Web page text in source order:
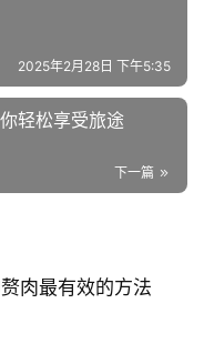
2025年2月28日 下午5:35
轻松享受旅途
下一篇
肉最有效的方法